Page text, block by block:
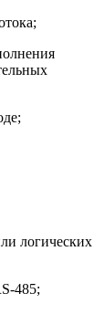
логических
485;